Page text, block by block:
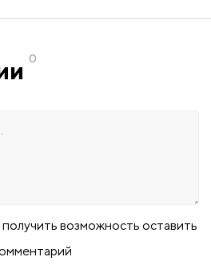
0
возможность оставить